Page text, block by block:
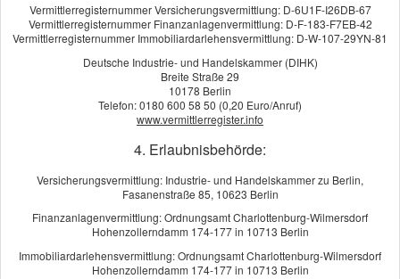
Tiere mit Versicherungspflicht
Extraleistungen
Kundenbewertung
von Sternen
14Bewertungen seit 2015
KUNDENSTIMMEN:
Vermittlerregisternummer Versicherungsvermittlung: D-6U1F-I26DB-67
Vermittlerregisternummer Finanzanlagenvermittlung: D-F-183-F7EB-42
Vermittlerregisternummer Immobiliardarlehensvermittlung: D-W-107-29YN-81
Deutsche Industrie- und Handelskammer (DIHK)
Breite Straße 29
10178 Berlin
Telefon: 0180 600 58 50 (0,20 Euro/Anruf)
www.vermittlerregister.info
4. Erlaubnisbehörde:
Versicherungsvermittlung: Industrie- und Handelskammer zu Berlin,
Fasanenstraße 85, 10623 Berlin
Finanzanlagenvermittlung: Ordnungsamt Charlottenburg-Wilmersdorf
Hohenzollerndamm 174-177 in 10713 Berlin
Immobiliardarlehensvermittlung: Ordnungsamt Charlottenburg-Wilmersdorf
Hohenzollerndamm 174-177 in 10713 Berlin